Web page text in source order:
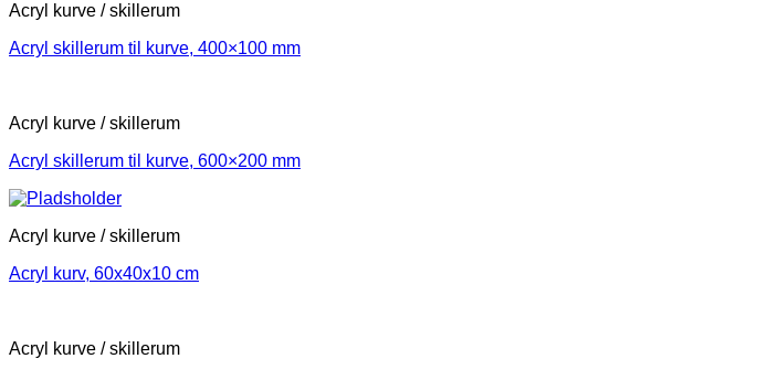
Acryl kurve / skillerum
Acryl skillerum til kurve, 400×100 mm
Acryl kurve / skillerum
Acryl skillerum til kurve, 600×200 mm
Acryl kurve / skillerum
Acryl kurv, 60x40x10 cm
Acryl kurve / skillerum